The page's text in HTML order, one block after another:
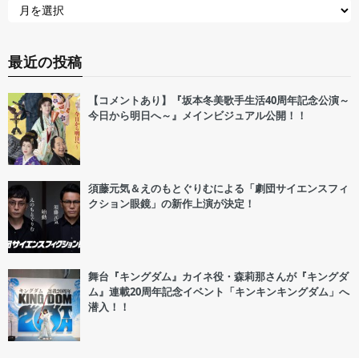
最近の投稿
【コメントあり】『坂本冬美歌手生活40周年記念公演～
今日から明日へ～』メインビジュアル公開！！
須藤元気＆えのもとぐりむによる「劇団サイエンスフィ
クション眼鏡」の新作上演が決定！
舞台『キングダム』カイネ役・森莉那さんが『キングダ
ム』連載20周年記念イベント「キンキンキングダム」へ
潜入！！